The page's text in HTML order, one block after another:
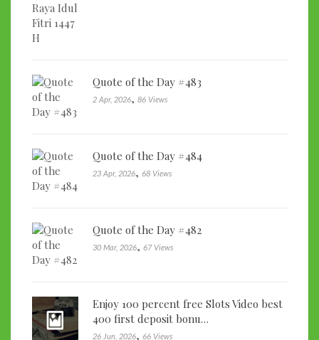
Quote of the Day #483
2 Apr, 2026, 86 Views
Quote of the Day #484
23 Apr, 2026, 68 Views
Quote of the Day #482
30 Mar, 2026, 67 Views
Enjoy 100 percent free Slots Video best
400 first deposit bonu…
26 Jun, 2026, 66 Views